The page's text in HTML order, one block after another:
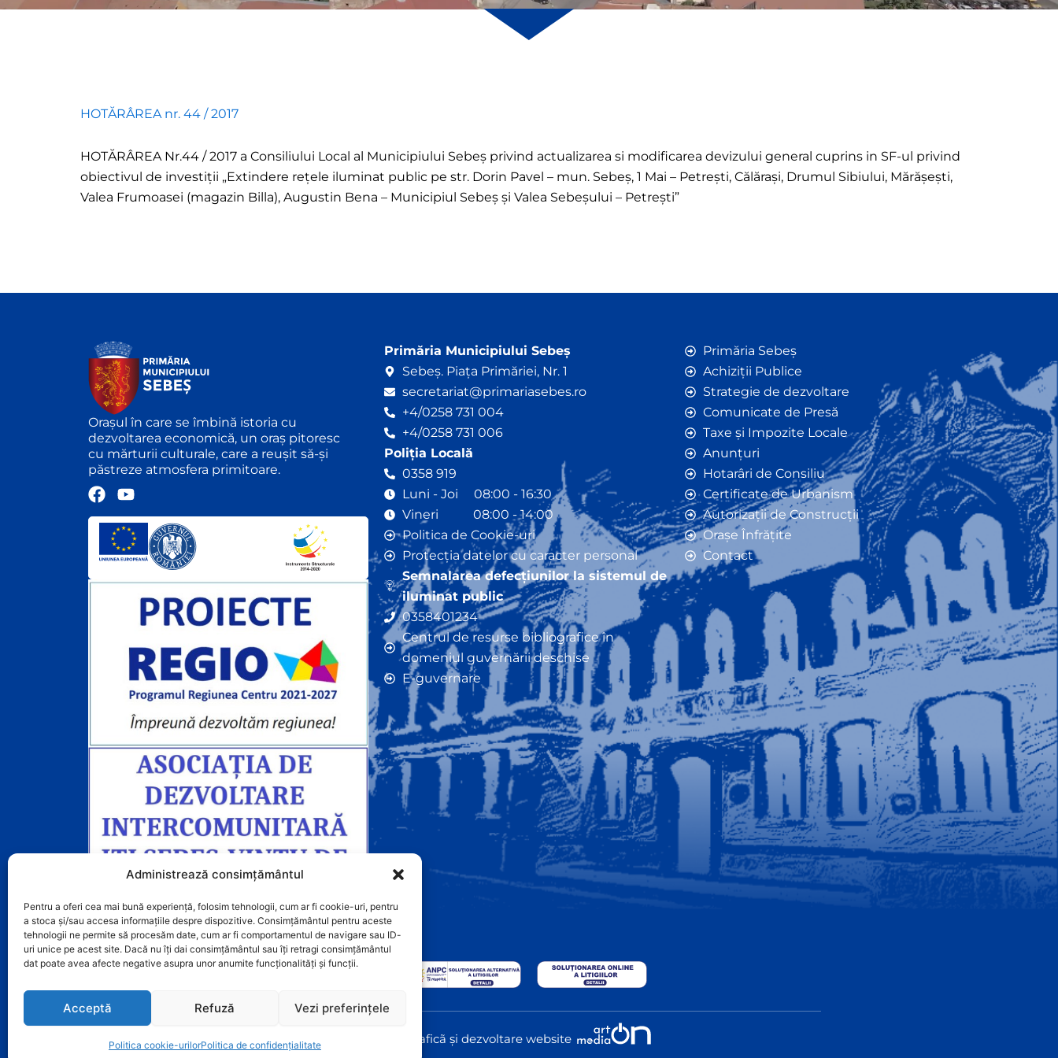
Administrează consimțământul
Pentru a oferi cea mai bună experiență, folosim tehnologii, cum ar fi cookie-uri, pentru
a stoca și/sau accesa informațiile despre dispozitive. Consimțământul pentru aceste
tehnologii ne permite să procesăm date, cum ar fi comportamentul de navigare sau ID-
uri unice pe acest site. Dacă nu îți dai consimțământul sau îți retragi consimțământul
dat poate avea afecte negative asupra unor anumite funcționalități și funcții.
Acceptă Refuză Vezi preferințele
Politica cookie-urilorPolitica de confidențialitate
HOTĂRÂREA nr. 44 / 2017
HOTĂRÂREA Nr.44 / 2017 a Consiliului Local al Municipiului Sebeş privind actualizarea si modificarea devizului general cuprins in SF-ul privind
obiectivul de investiţii „Extindere reţele iluminat public pe str. Dorin Pavel – mun. Sebeş, 1 Mai – Petreşti, Călărași, Drumul Sibiului, Mărășești,
Valea Frumoasei (magazin Billa), Augustin Bena – Municipiul Sebeș și Valea Sebeșului – Petrești”
Orașul în care se îmbină istoria cu
dezvoltarea economică, un oraș pitoresc
cu mărturii culturale, care a reușit să-și
păstreze atmosfera primitoare.
F
c
b
o
Y
u
t
u
b
Primăria Municipiului Sebeș
Sebeș. Piața Primăriei, Nr. 1
secretariat@primariasebes.ro
+4/0258 731 004
+4/0258 731 006
Poliția Locală
0358 919
Luni - Joi 08:00 - 16:30
Vineri 08:00 - 14:00
Politica de Cookie-uri
Protecția datelor cu caracter personal
Semnalarea defecțiunilor la sistemul de
iluminat public
0358401234
Centrul de resurse bibliografice în
domeniul guvernării deschise
E-guvernare
Primăria Sebeș
Achiziții Publice
Strategie de dezvoltare
Comunicate de Presă
Taxe și Impozite Locale
Anunțuri
Hotarâri de Consiliu
Certificate de Urbanism
Autorizații de Construcții
Orașe Înfrățite
Contact
Graficã și dezvoltare website